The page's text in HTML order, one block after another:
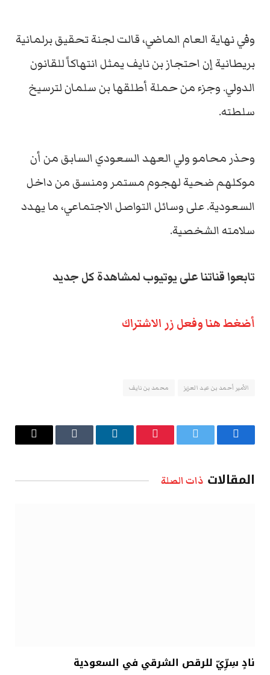
وفي نهاية العام الماضي، قالت لجنة تحقيق برلمانية
بريطانية إن احتجاز بن نايف يمثل انتهاكاً للقانون
الدولي. وجزء من حملة أطلقها بن سلمان لترسيخ
سلطته.
وحذر محامو ولي العهد السعودي السابق من أن
موكلهم ضحية لهجوم مستمر ومنسق من داخل
السعودية. على وسائل التواصل الاجتماعي، ما يهدد
سلامته الشخصية.
تابعوا قناتنا على يوتيوب لمشاهدة كل جديد
أضغط هنا وفعل زر الاشتراك
الأمير أحمد بن عبد العزيز محمد بن نايف
فيسبوك تويتر بينتيريستلينكدإن Tumblr
البريد
المقالات ذات الصلة
نادٍ سِرِّيّ للرقص الشرقي في السعودية